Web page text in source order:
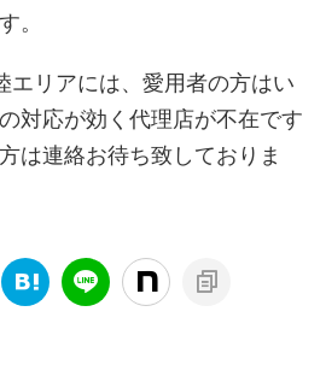
。
エリアには、愛用者の方はい
対応が効く代理店が不在です
は連絡お待ち致しておりま